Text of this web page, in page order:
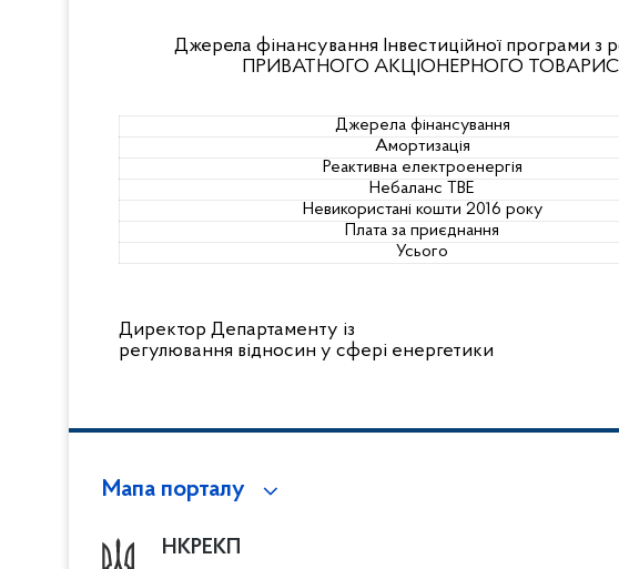
Джерела фінансування Інвестиційної програми з
ПРИВАТНОГО АКЦІОНЕРНОГО
Джерела фінансування
Амортизація
Реактивна електроенергія
Небаланс ТВЕ
Невикористані кошти 2016 року
Плата за приєднання
Усього
Директор Департаменту із
регулювання відносин у сфері енергетики
Мапа порталу
НКРЕКП